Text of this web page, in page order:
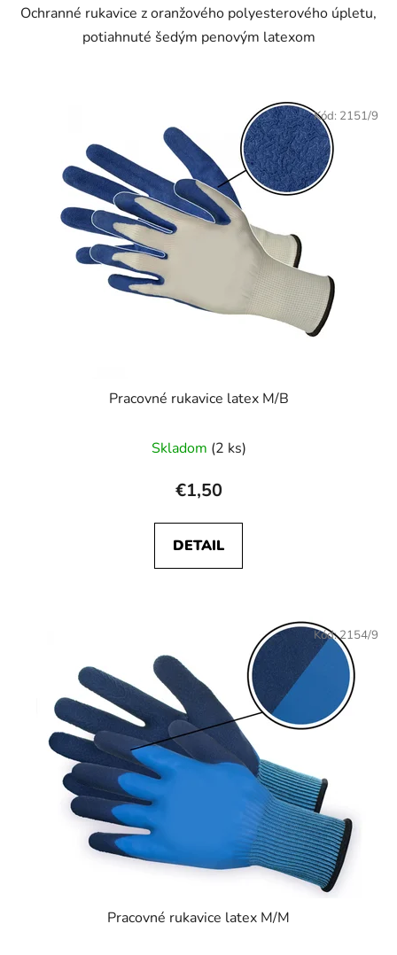
Ochranné rukavice z oranžového polyesterového úpletu,
potiahnuté šedým penovým latexom
Pracovné rukavice latex M/B
Skladom (2 ks)
€1,50
DETAIL
Kód: 2151/9
Pracovné rukavice latex M/M
Kód:2154/9